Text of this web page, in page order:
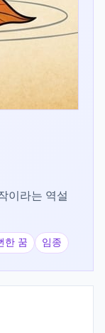
이라는 역설
한 꿈 임종